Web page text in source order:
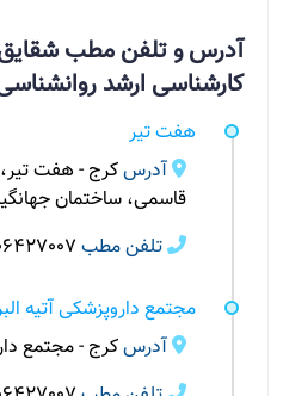
آدرس و تلفن مطب
کارشناسی ارشد
هفت تیر
آدرسکرج - هفت تیر،
قاسمی، ساختمان
تلفن مطب
مجتمع داروپزشکی آتیه
آدرسکرج - مجتمع